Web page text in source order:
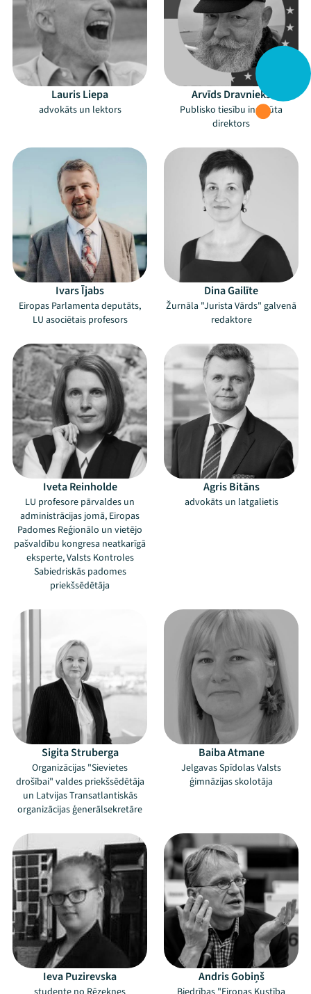
Mana programma
Festivāls
Programma
Arhīvs
Viņi bija LAMPĀ 2026
Lauris Liepa
advokāts un lektors
Arvīds Dravnieks
Publisko tiesību institūta
direktors
Ivars Ījabs
Eiropas Parlamenta deputāts,
LU asociētais profesors
Dina Gailīte
Žurnāla "Jurista Vārds" galvenā
redaktore
Iveta Reinholde
LU profesore pārvaldes un
administrācijas jomā, Eiropas
Padomes Reģionālo un vietējo
pašvaldību kongresa neatkarīgā
eksperte, Valsts Kontroles
Sabiedriskās padomes
priekšsēdētāja
Agris Bitāns
advokāts un latgalietis
Sigita Struberga
Organizācijas "Sievietes
drošībai" valdes priekšsēdētāja
un Latvijas Transatlantiskās
organizācijas ģenerālsekretāre
Baiba Atmane
Jelgavas Spīdolas Valsts
ģimnāzijas skolotāja
Ieva Puzirevska Andris Gobiņš